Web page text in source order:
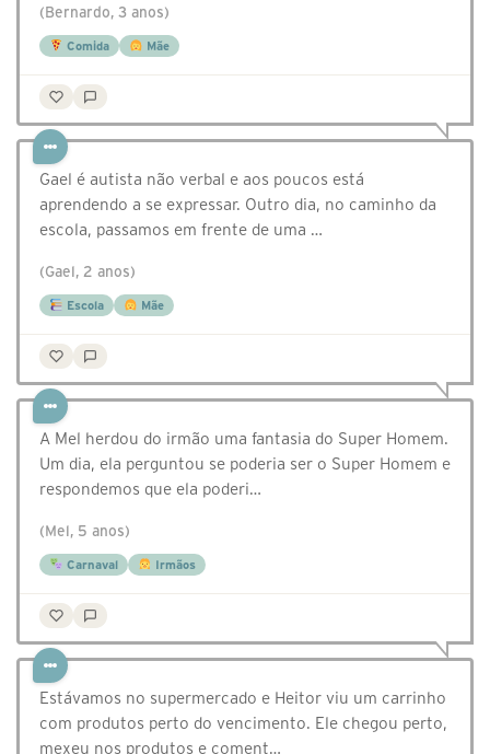
(Bernardo, 3 anos)
Comida Mãe
Gael é autista não verbal e aos poucos está
aprendendo a se expressar. Outro dia, no caminho da
escola, passamos em frente de uma …
(Gael, 2 anos)
Escola Mãe
A Mel herdou do irmão uma fantasia do Super Homem.
Um dia, ela perguntou se poderia ser o Super Homem e
respondemos que ela poderi…
(Mel, 5 anos)
Carnaval Irmãos
Estávamos no supermercado e Heitor viu um carrinho
com produtos perto do vencimento. Ele chegou perto,
mexeu nos produtos e coment…